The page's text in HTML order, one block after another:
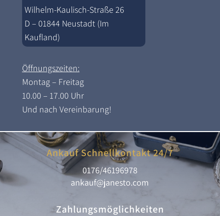
Wilhelm-Kaulisch-Straße 26
D – 01844 Neustadt (Im
Kaufland)
Öffnungszeiten:
Montag – Freitag
10.00 – 17.00 Uhr
Und nach Vereinbarung!
Ankauf Schnellkontakt 24/7
0176/46196978
ankauf@janesto.com
Zahlungsmöglichkeiten